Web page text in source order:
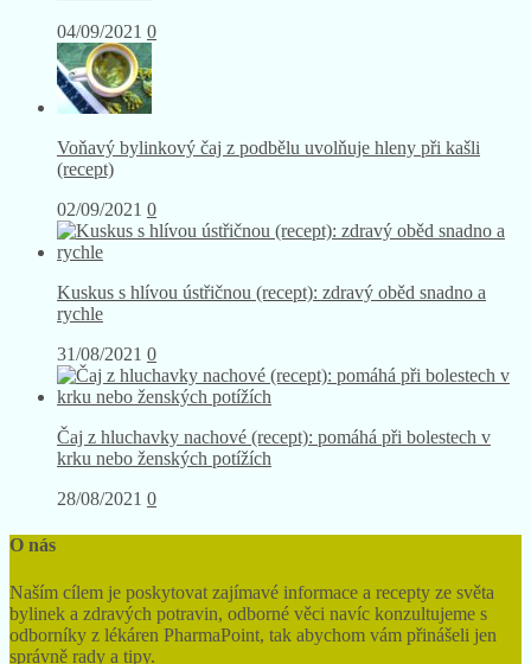
04/09/2021 0
Voňavý bylinkový čaj z podbělu uvolňuje hleny při kašli
(recept)
02/09/2021 0
Kuskus s hlívou ústřičnou (recept): zdravý oběd snadno a
rychle
31/08/2021 0
Čaj z hluchavky nachové (recept): pomáhá při bolestech v
krku nebo ženských potížích
28/08/2021 0
O nás
Naším cílem je poskytovat zajímavé informace a recepty ze světa
bylinek a zdravých potravin, odborné věci navíc konzultujeme s
odborníky z lékáren PharmaPoint, tak abychom vám přinášeli jen
správně rady a tipy.